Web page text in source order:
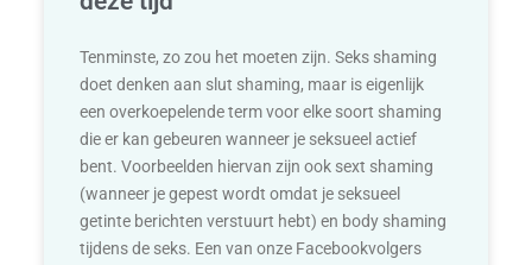
Tenminste, zo zou het moeten zijn. Seks shaming
doet denken aan slut shaming, maar is eigenlijk
een overkoepelende term voor elke soort shaming
die er kan gebeuren wanneer je seksueel actief
bent. Voorbeelden hiervan zijn ook sext shaming
(wanneer je gepest wordt omdat je seksueel
getinte berichten verstuurt hebt) en body shaming
tijdens de seks. Een van onze Facebookvolgers